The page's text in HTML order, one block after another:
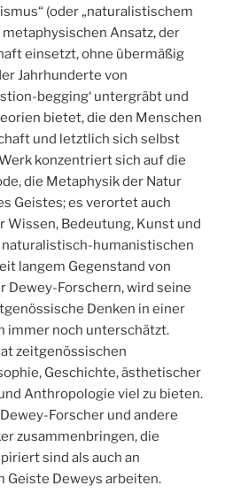
(oder „naturalistischem
metaphysischen Ansatz, der
einsetzt, ohne übermäßig
Jahrhunderte von
begging‘ untergräbt und
bietet, die den Menschen
und letztlich sich selbst
konzentriert sich auf die
die Metaphysik der Natur
Geistes; es verortet auch
Wissen, Bedeutung, Kunst und
humanistischen
langem Gegenstand von
Dewey-Forschern, wird seine
Denken in einer
immer noch unterschätzt.
zeitgenössischen
Geschichte, ästhetischer
Anthropologie viel zu bieten.
Forscher und andere
zusammenbringen, die
sind als auch an
Geiste Deweys arbeiten.